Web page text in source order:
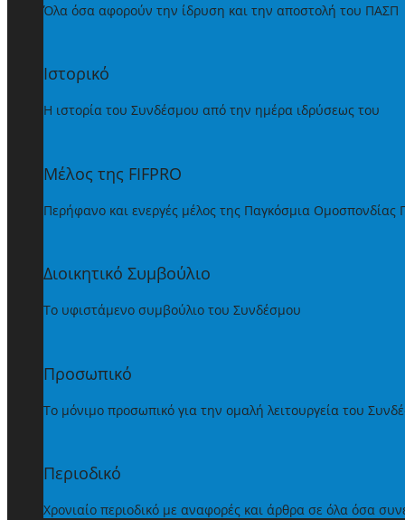
Όλα όσα αφορούν την ίδρυση και την αποστολή του ΠΑΣΠ
Ιστορικό
Η ιστορία του Συνδέσμου από την ημέρα ιδρύσεως του
Μέλος της FIFPRO
Περήφανο και ενεργές μέλος της Παγκόσμια Ομοσπονδίας
Διοικητικό Συμβούλιο
Το υφιστάμενο συμβούλιο του Συνδέσμου
Προσωπικό
Το μόνιμο προσωπικό για την ομαλή λειτουργεία του
Περιοδικό
Χρονιαίο περιοδικό με αναφορές και άρθρα σε όλα όσα